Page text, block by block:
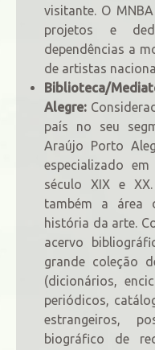
visitante. O
projetos e
dependências a
de artistas
Biblioteca/
Alegre:
país no seu
Araújo Porto
especializado
século XIX e
também a área
história da arte.
acervo
grande coleção
(dicionários,
periódicos,
estrangeiros,
biográfico de